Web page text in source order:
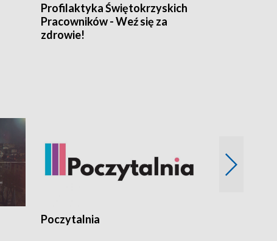
Profilaktyka Świętokrzyskich
Pracowników - Weź się za
zdrowie!
Poczytalnia